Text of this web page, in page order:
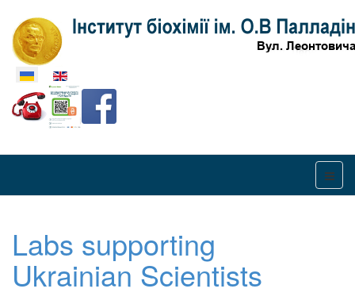
Оберіть свою мову
Labs supporting
Ukrainian Scientists